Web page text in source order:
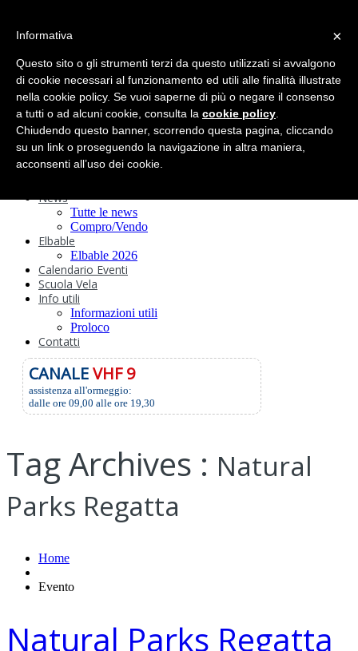
Circolo
Statuto e
Regolamenti
Storia
Ormeggi
Sede e Servizi
Attività
Safeguarding
News
Tutte le news
Compro/Vendo
Elbable
Elbable 2026
Calendario Eventi
Scuola Vela
Info utili
Informazioni utili
Proloco
Contatti
CANALEVHF 9
assistenza all'ormeggio:
dalle ore 09,00 alle ore 19,30
Tag Archives : Natural
Parks Regatta
Home
Evento
Natural Parks Regatta
×
Informativa
Questo sito o gli strumenti terzi da questo utilizzati si avvalgono
di cookie necessari al funzionamento ed utili alle finalità illustrate
nella cookie policy. Se vuoi saperne di più o negare il consenso
a tutti o ad alcuni cookie, consulta la cookie policy
Chiudendo questo banner, scorrendo questa pagina, cliccando
su un link o proseguendo la navigazione in altra maniera,
acconsenti all’uso dei cookie.